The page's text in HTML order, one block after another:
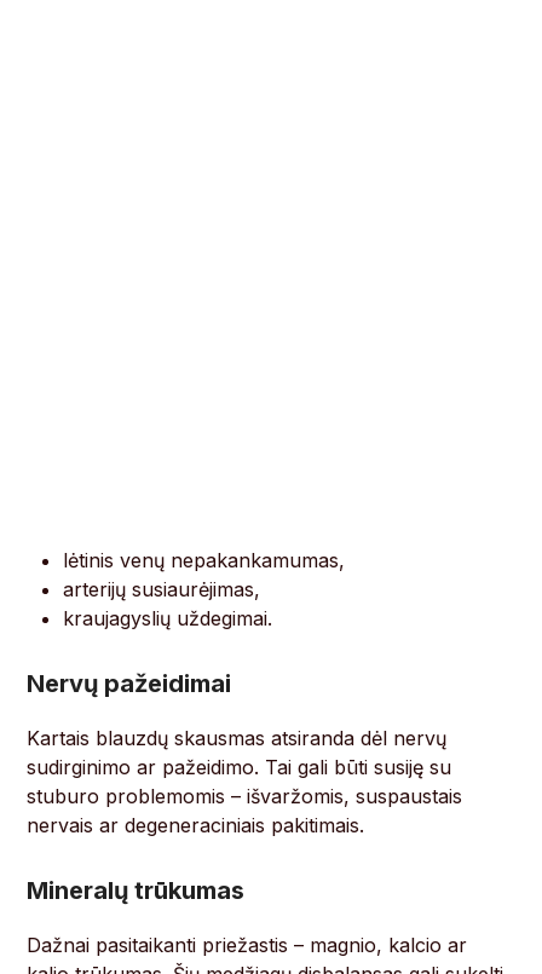
lėtinis venų nepakankamumas,
arterijų susiaurėjimas,
kraujagyslių uždegimai.
Nervų pažeidimai
Kartais blauzdų skausmas atsiranda dėl nervų
sudirginimo ar pažeidimo. Tai gali būti susiję su
stuburo problemomis – išvaržomis, suspaustais
nervais ar degeneraciniais pakitimais.
Mineralų trūkumas
Dažnai pasitaikanti priežastis – magnio, kalcio ar